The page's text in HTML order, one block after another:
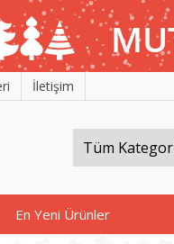
İletişim
En Yeni Ürünler